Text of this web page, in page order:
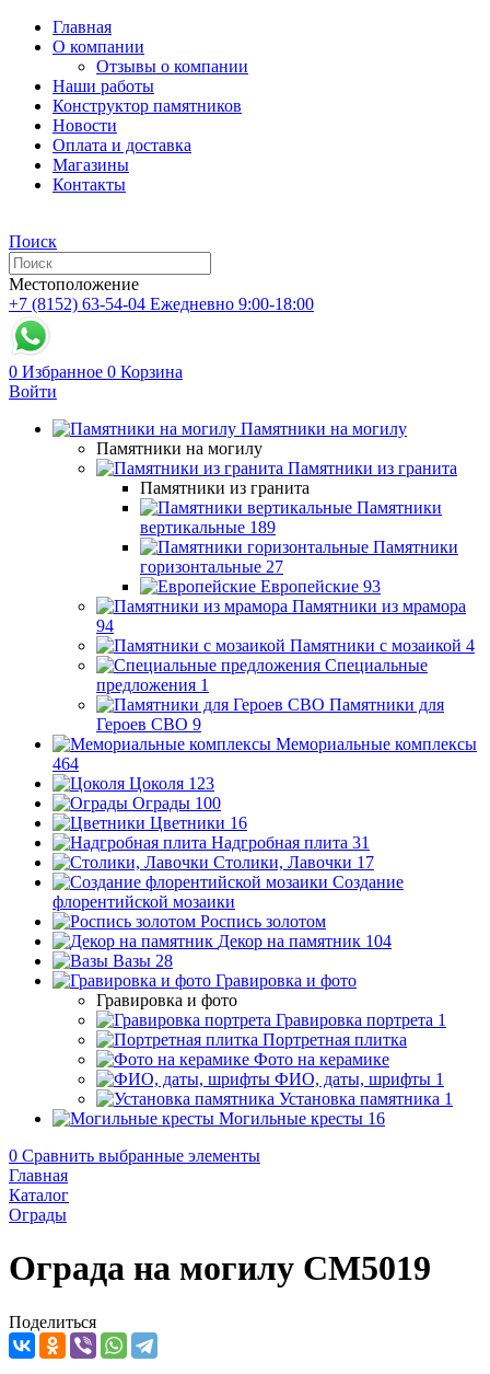
Главная
О компании
Отзывы о компании
Наши работы
Конструктор памятников
Новости
Оплата и доставка
Магазины
Контакты
Поиск
Местоположение
+7 (8152) 63-54-04 Ежедневно 9:00-18:00
0 Избранное 0 Корзина
Войти
Памятники на могилу
Памятники на могилу
Памятники из гранита
Памятники из гранита
Памятники
вертикальные 189
Памятники
горизонтальные 27
Европейские 93
Памятники из мрамора
94
Памятники с мозаикой 4
Специальные
предложения 1
Памятники для
Героев СВО 9
Мемориальные комплексы
464
Цоколя 123
Ограды 100
Цветники 16
Надгробная плита 31
Столики, Лавочки 17
Создание
флорентийской мозаики
Роспись золотом
Декор на памятник 104
Вазы 28
Гравировка и фото
Гравировка и фото
Гравировка портрета 1
Портретная плитка
Фото на керамике
ФИО, даты, шрифты 1
Установка памятника 1
Могильные кресты 16
0 Сравнить выбранные элементы
Главная
Каталог
Ограды
Ограда на могилу CM5019
Поделиться